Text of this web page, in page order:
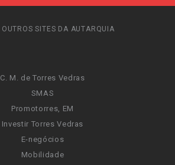
OUTROS SITES DA AUTARQUIA
C. M. de Torres Vedras
SMAS
Promotorres, EM
Investir Torres Vedras
E-negócios
Mobilidade